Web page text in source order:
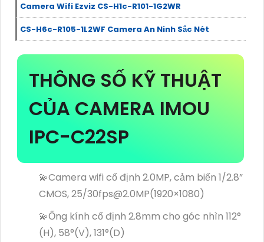
Camera Wifi Ezviz CS-H1c-R101-1G2WR
CS-H6c-R105-1L2WF Camera An Ninh Sắc Nét
THÔNG SỐ KỸ THUẬT
CỦA CAMERA IMOU
IPC-C22SP
💫Camera wifi cố định 2.0MP, cảm biến 1/2.8”
CMOS, 25/30fps@2.0MP(1920×1080)
💫Ống kính cố định 2.8mm cho góc nhìn 112°
(H), 58°(V), 131°(D)